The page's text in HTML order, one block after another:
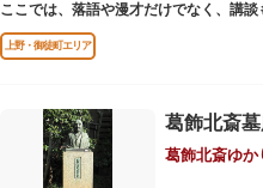
ここでは、落語や漫才だけでなく、講
ているけど講談ってなんだろう？と思わ
路亭をのぞいてみませんか？
上野・御徒町エリア
葛飾北斎
葛飾北斎ゆか